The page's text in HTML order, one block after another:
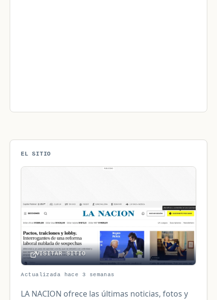
EL SITIO
VISITAR SITIO
Actualizada hace 3 semanas
LA NACION ofrece las últimas noticias, fotos y